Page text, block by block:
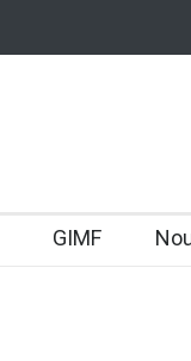
GIMF